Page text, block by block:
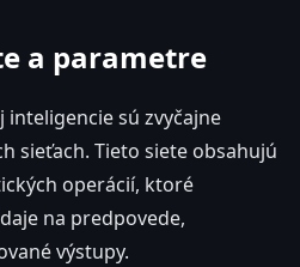
a parametre
sú zvyčajne
sieťach. Tieto siete obsahujú
operácií, ktoré
na predpovede,
výstupy.